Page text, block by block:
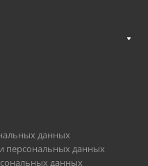
данных
персональных данных
данных